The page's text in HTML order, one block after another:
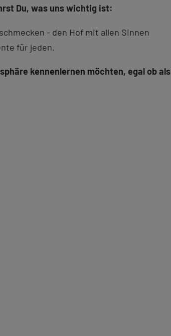
Du, was uns wichtig ist:
- den Hof mit allen Sinnen
für jeden.
kennenlernen möchten, egal ob als